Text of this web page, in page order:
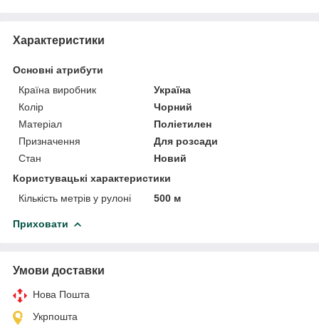
Характеристики
Основні атрибути
Країна виробник
Україна
Колір
Чорний
Матеріал
Поліетилен
Призначення
Для розсади
Стан
Новий
Користувацькі характеристики
Кількість метрів у рулоні
500 м
Приховати
Умови доставки
Нова Пошта
Укрпошта